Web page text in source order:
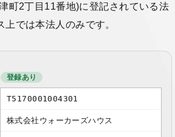
町2丁目11番地)に登記されている法
上では本法人のみです。
登録あり
T5170001004301
株式会社ウォーカーズハウス